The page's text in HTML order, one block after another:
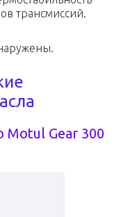
трансмиссий.
Motul Gear 300